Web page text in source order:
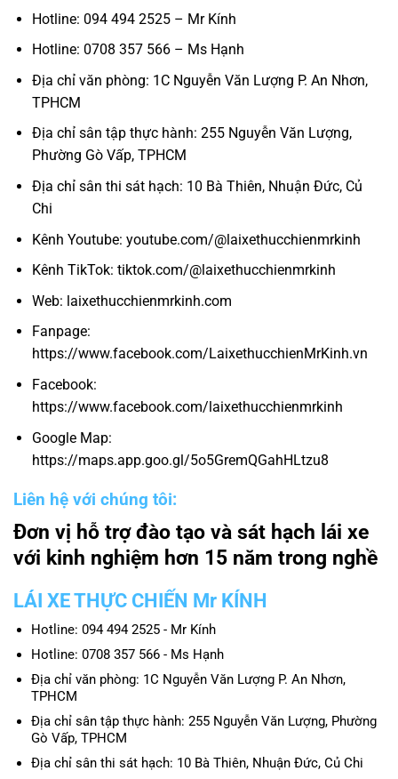
Hotline: 094 494 2525 – Mr Kính
Hotline: 0708 357 566 – Ms Hạnh
Địa chỉ văn phòng: 1C Nguyễn Văn Lượng P. An Nhơn,
TPHCM
Địa chỉ sân tập thực hành: 255 Nguyễn Văn Lượng,
Phường Gò Vấp, TPHCM
Địa chỉ sân thi sát hạch: 10 Bà Thiên, Nhuận Đức, Củ
Chi
Kênh Youtube: youtube.com/@laixethucchienmrkinh
Kênh TikTok: tiktok.com/@laixethucchienmrkinh
Web: laixethucchienmrkinh.com
Fanpage:
https://www.facebook.com/LaixethucchienMrKinh.vn
Facebook:
https://www.facebook.com/laixethucchienmrkinh
Google Map:
https://maps.app.goo.gl/5o5GremQGahHLtzu8
Liên hệ với chúng tôi:
Đơn vị hỗ trợ đào tạo và sát hạch lái xe
với kinh nghiệm hơn 15 năm trong nghề
LÁI XE THỰC CHIẾN Mr KÍNH
Hotline: 094 494 2525 - Mr Kính
Hotline: 0708 357 566 - Ms Hạnh
Địa chỉ văn phòng: 1C Nguyễn Văn Lượng P. An Nhơn,
TPHCM
Địa chỉ sân tập thực hành: 255 Nguyễn Văn Lượng, Phường
Gò Vấp, TPHCM
Địa chỉ sân thi sát hạch: 10 Bà Thiên, Nhuận Đức, Củ Chi